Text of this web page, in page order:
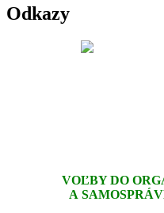
Odkazy
VOĽBY DO
A